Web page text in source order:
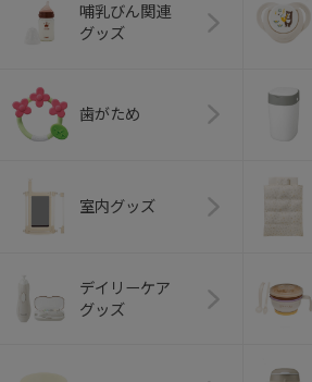
哺乳びん関連
グッズ
歯がため
室内グッズ
デイリーケア
グッズ